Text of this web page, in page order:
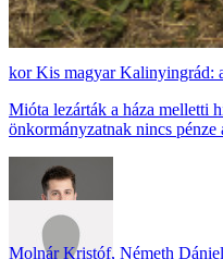
Kis magyar Kalinyingrád:
Mióta lezárták a háza melletti
önkormányzatnak nincs pénze
Molnár Kristóf, Németh Dániel